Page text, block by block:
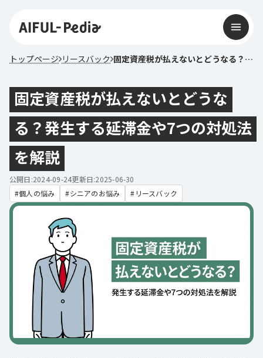
トップページ リースバック 固定資産税が払えないとどうなる？発生する延滞金や7つの対処法を解説
固定資産税が払えないとどうな
る？発生する延滞金や7つの対処法
を解説
公開日:2024-09-24更新日:2025-06-30
個人の悩み
シニアのお悩み リースバック